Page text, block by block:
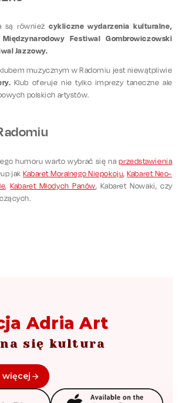
są równieżcykliczne wydarzenia kulturalne,
Festiwal Gombrowiczowski
Jazzowy.
muzycznym w Radomiu jest niewątpliwie
Klub oferuje nie tylko imprezy taneczne ale
polskich artystów.
humoru warto wybrać się naprzedstawienia
jakKabaret Moralnego Niepokoju,Kabaret Neo-
,Kabaret Młodych Panów, Kabaret Nowaki, czy
Adria Art
się kultura
więcej